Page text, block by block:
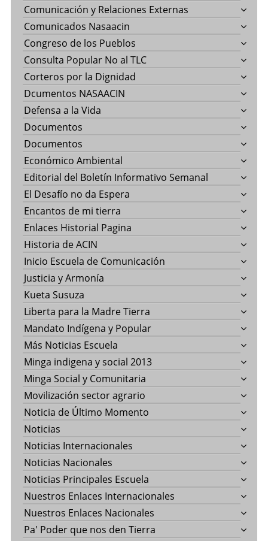
Comunicación y Relaciones Externas
Comunicados Nasaacin
Congreso de los Pueblos
Consulta Popular No al TLC
Corteros por la Dignidad
Dcumentos NASAACIN
Defensa a la Vida
Documentos
Documentos
Económico Ambiental
Editorial del Boletín Informativo Semanal
El Desafío no da Espera
Encantos de mi tierra
Enlaces Historial Pagina
Historia de ACIN
Inicio Escuela de Comunicación
Justicia y Armonía
Kueta Susuza
Liberta para la Madre Tierra
Mandato Indígena y Popular
Más Noticias Escuela
Minga indigena y social 2013
Minga Social y Comunitaria
Movilización sector agrario
Noticia de Último Momento
Noticias
Noticias Internacionales
Noticias Nacionales
Noticias Principales Escuela
Nuestros Enlaces Internacionales
Nuestros Enlaces Nacionales
Pa' Poder que nos den Tierra